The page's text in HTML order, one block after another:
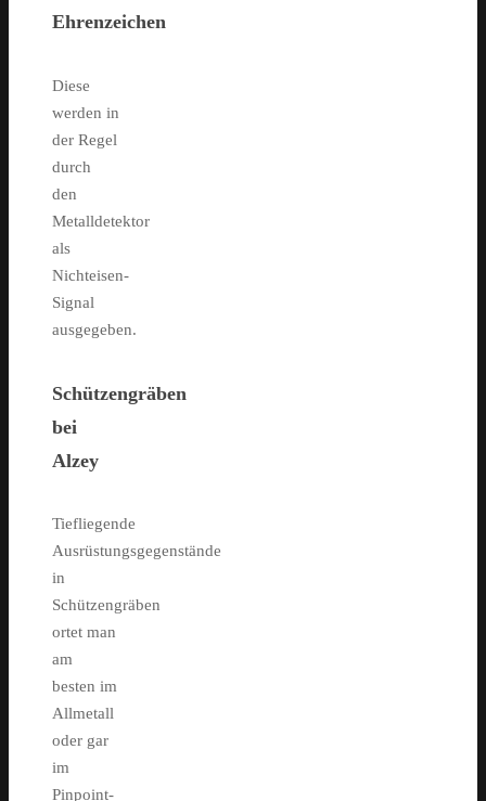
Ehrenzeichen
Diese
werden in
der Regel
durch
den
Metalldetektor
als
Nichteisen-
Signal
ausgegeben.
Schützengräben
bei
Alzey
Tiefliegende
Ausrüstungsgegenstände
in
Schützengräben
ortet man
am
besten im
Allmetall
oder gar
im
Pinpoint-